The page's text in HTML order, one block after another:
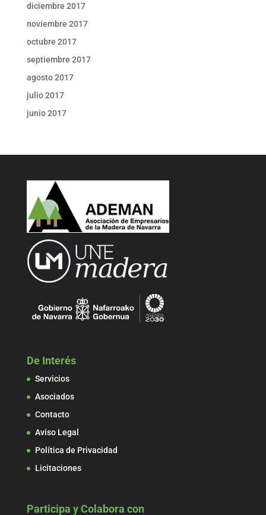
diciembre 2017
noviembre 2017
octubre 2017
septiembre 2017
agosto 2017
julio 2017
junio 2017
De Interés
Servicios
Asociados
Contacto
Aviso Legal
Política de Privacidad
Licitaciones
Participa y Colabora con